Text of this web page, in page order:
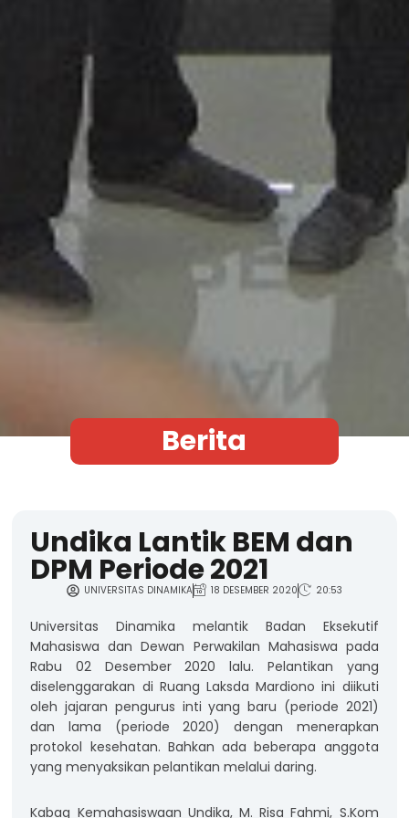
Berita
Undika Lantik BEM dan
DPM Periode 2021
UNIVERSITAS DINAMIKA 18 DESEMBER 2020 20:53
Universitas Dinamika melantik Badan Eksekutif
Mahasiswa dan Dewan Perwakilan Mahasiswa pada
Rabu 02 Desember 2020 lalu. Pelantikan yang
diselenggarakan di Ruang Laksda Mardiono ini diikuti
oleh jajaran pengurus inti yang baru (periode 2021)
dan lama (periode 2020) dengan menerapkan
protokol kesehatan. Bahkan ada beberapa anggota
yang menyaksikan pelantikan melalui daring.
Kabag Kemahasiswaan Undika, M. Risa Fahmi, S.Kom